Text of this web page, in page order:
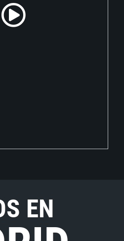
EN